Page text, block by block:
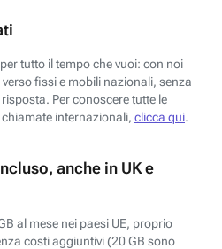
tutto il tempo che vuoi: con noi
verso fissi e mobili nazionali, senza
Per conoscere tutte le
internazionali, clicca qui.
anche in UK e
al mese nei paesi UE, proprio
costi aggiuntivi (20 GB sono